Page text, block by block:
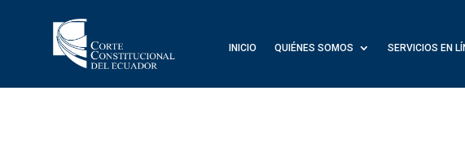
INICIO QUIÉNES SOMOS SERVICIOS EN